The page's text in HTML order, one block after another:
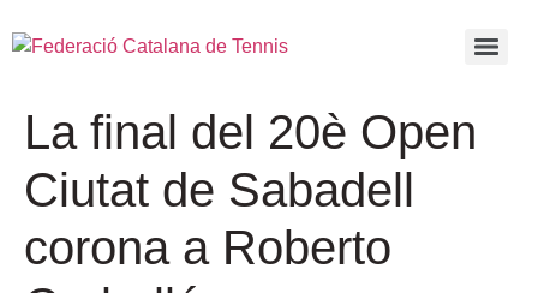
La final del 20è Open
Ciutat de Sabadell
corona a Roberto